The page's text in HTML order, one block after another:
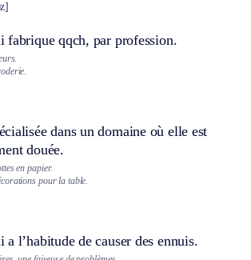
fabrique qqch, par profession.
dans un domaine où elle est
douée.
en papier.
pour la table.
a l’habitude de causer des ennuis.